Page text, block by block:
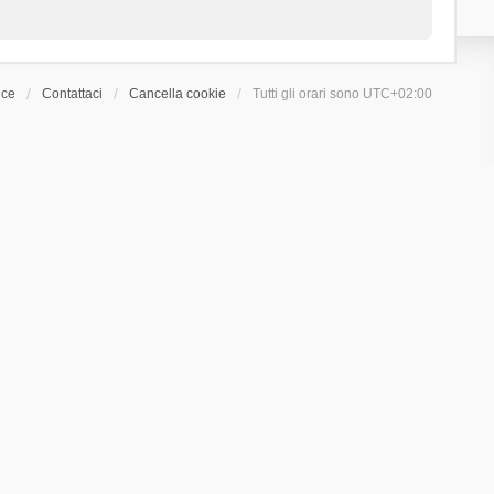
Contattaci Cancella cookie Tutti gli orari sono UTC+02:00